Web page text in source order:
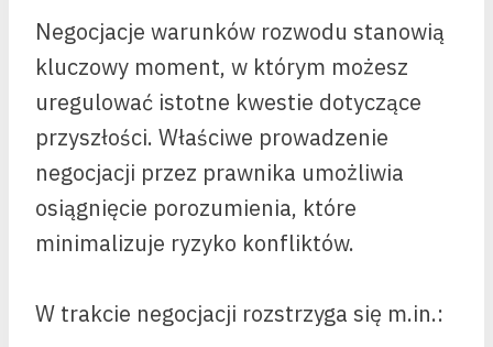
Negocjacje warunków rozwodu stanowią
kluczowy moment, w którym możesz
uregulować istotne kwestie dotyczące
przyszłości. Właściwe prowadzenie
negocjacji przez prawnika umożliwia
osiągnięcie porozumienia, które
minimalizuje ryzyko konfliktów.
W trakcie negocjacji rozstrzyga się m.in.: